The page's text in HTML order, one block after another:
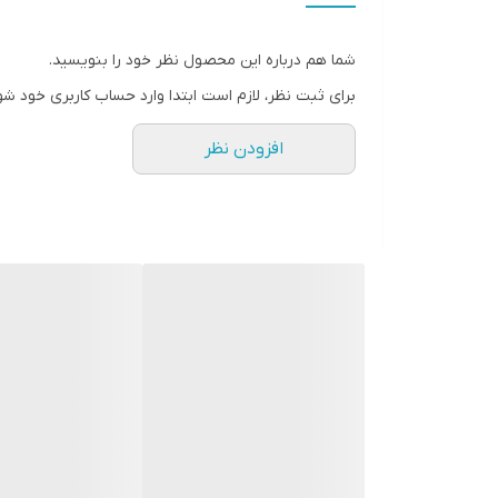
2 سال گارانتی
شما هم درباره این محصول نظر خود را بنویسید.
برای ثبت نظر، لازم است ابتدا وارد حساب کاربری خود
افزودن نظر